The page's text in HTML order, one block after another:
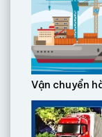
Vận chuyển